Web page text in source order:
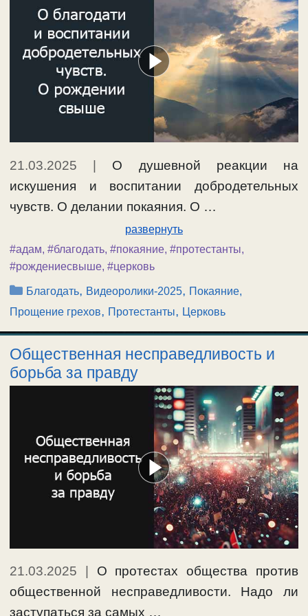
21.03.2025 | О душевной реакции на
искушения и воспитании добродетельных
чувств. О делании покаяния. О …
развернуть
#адам, #благодать, #покаяние, #протестанты,
#рождениесвыше, #церковь
Рубрики
Благодать, Видеоролики-2025, Покаяние,
Прощение грехов, Протестанты, Церковь
Общественная несправедливость и
борьба за правду
21.03.2025
О протестах общества против
общественной несправедливости. Надо ли
заступаться за самых …